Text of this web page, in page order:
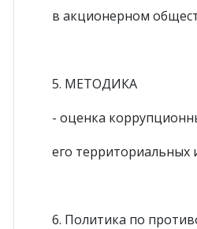
в акционерном
5. МЕТОДИКА
- оценка
его территориальных
6. Политика по